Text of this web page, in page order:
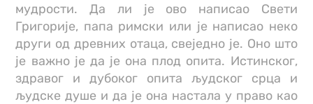
мудрости. Да ли је ово написао Свети
Григорије, папа римски или је написао неко
други од древних отаца, свеједно је. Оно што
је важно је да је она плод опита. Истинског,
здравог и дубоког опита људског срца и
људске душе и да је она настала у право као